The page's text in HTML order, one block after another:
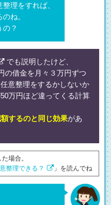
理をすれば、
ね。
？
でも説明したけど、
の借金を月々３万円ずつ
意整理をするかしないか
万円ほど違ってくる計算
するのと同じ効果があ
場合。
整理できる？ 」を読んでね